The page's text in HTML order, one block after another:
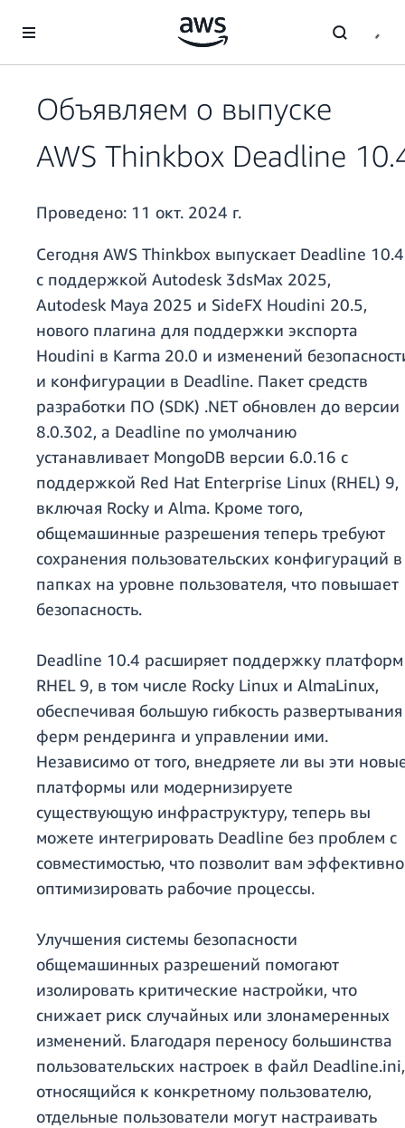
Перейти к главному контенту
Объявляем о выпуске
AWS Thinkbox Deadline
Проведено: 11 окт. 2024 г.
Сегодня AWS Thinkbox выпускает Deadline 10.4
с поддержкой Autodesk 3dsMax 2025,
Autodesk Maya 2025 и SideFX Houdini 20.5,
нового плагина для поддержки экспорта
Houdini в Karma 20.0 и изменений
и конфигурации в Deadline. Пакет средств
разработки ПО (SDK) .NET обновлен до версии
8.0.302, а Deadline по умолчанию
устанавливает MongoDB версии 6.0.16 с
поддержкой Red Hat Enterprise Linux (RHEL) 9,
включая Rocky и Alma. Кроме того,
общемашинные разрешения теперь требуют
сохранения пользовательских конфигураций в
папках на уровне пользователя, что повышает
безопасность.
Deadline 10.4 расширяет поддержку платформ
RHEL 9, в том числе Rocky Linux и AlmaLinux,
обеспечивая большую гибкость развертывания
ферм рендеринга и управлении ими.
Независимо от того, внедряете ли вы эти
платформы или модернизируете
существующую инфраструктуру, теперь вы
можете интегрировать Deadline без проблем с
совместимостью, что позволит вам эффективно
оптимизировать рабочие процессы.
Улучшения системы безопасности
общемашинных разрешений помогают
изолировать критические настройки, что
снижает риск случайных или злонамеренных
изменений. Благодаря переносу большинства
пользовательских настроек в файл Deadline.ini,
относящийся к конкретному пользователю,
отдельные пользователи могут настраивать